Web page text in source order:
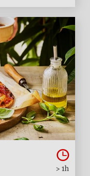
> 1h